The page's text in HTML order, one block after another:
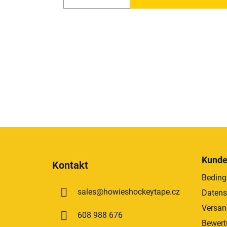
Kontakt
sales@howieshockeytape.cz
608 988 676